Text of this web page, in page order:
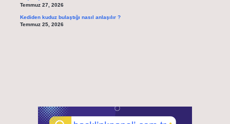
Temmuz 27, 2026
Kediden kuduz bulaştığı nasıl anlaşılır ?
Temmuz 25, 2026